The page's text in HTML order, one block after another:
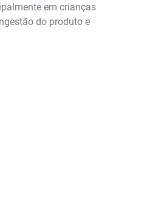
em crianças
do produto e